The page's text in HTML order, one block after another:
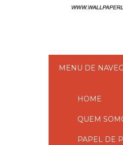
MENU DE
HOME
QUEM
PAPEL DE